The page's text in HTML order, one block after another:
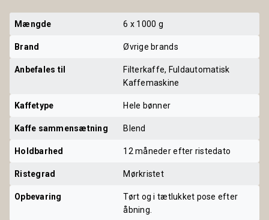
Mængde 6 x 1000 g
Brand Øvrige brands
Anbefales til
Filterkaffe, Fuldautomatisk
Kaffemaskine
Kaffetype Hele bønner
Kaffe sammensætning Blend
Holdbarhed 12 måneder efter ristedato
Ristegrad Mørkristet
Opbevaring
Tørt og i tætlukket pose efter
åbning.